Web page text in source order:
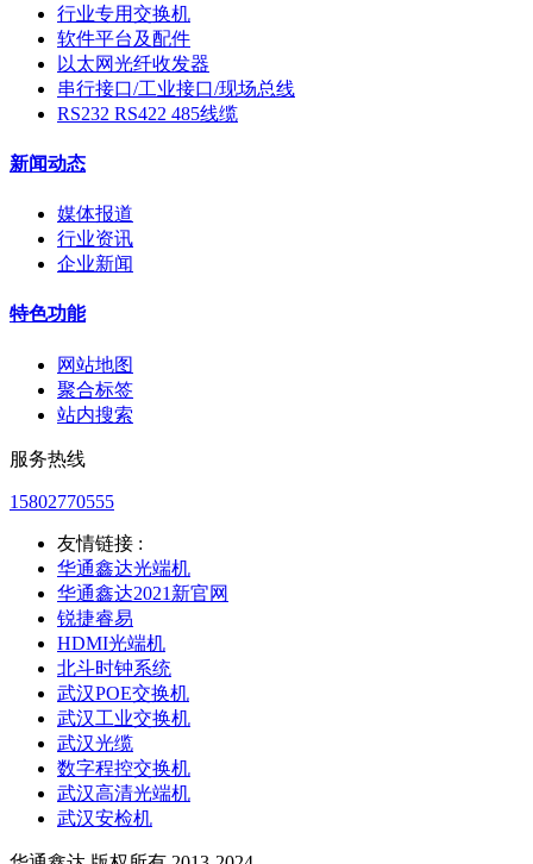
行业专用交换机
软件平台及配件
以太网光纤收发器
串行接口/工业接口/现场总线
RS232 RS422 485线缆
新闻动态
媒体报道
行业资讯
企业新闻
特色功能
网站地图
聚合标签
站内搜索
服务热线
15802770555
友情链接 :
华通鑫达光端机
华通鑫达2021新官网
锐捷睿易
HDMI光端机
北斗时钟系统
武汉POE交换机
武汉工业交换机
武汉光缆
数字程控交换机
武汉高清光端机
武汉安检机